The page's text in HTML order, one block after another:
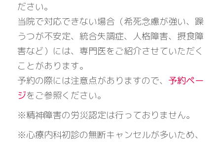
ださい。
当院で対応できない場合（希死念慮が強い、躁
うつが不安定、統合失調症、人格障害、摂食障
害など）には、専門医をご紹介させていただく
ことがあります。
予約の際には注意点がありますので、 予約ペー
ジをご参照ください。
※精神障害の労災認定は行っておりません。
※心療内科初診の無断キャンセルが多いため、